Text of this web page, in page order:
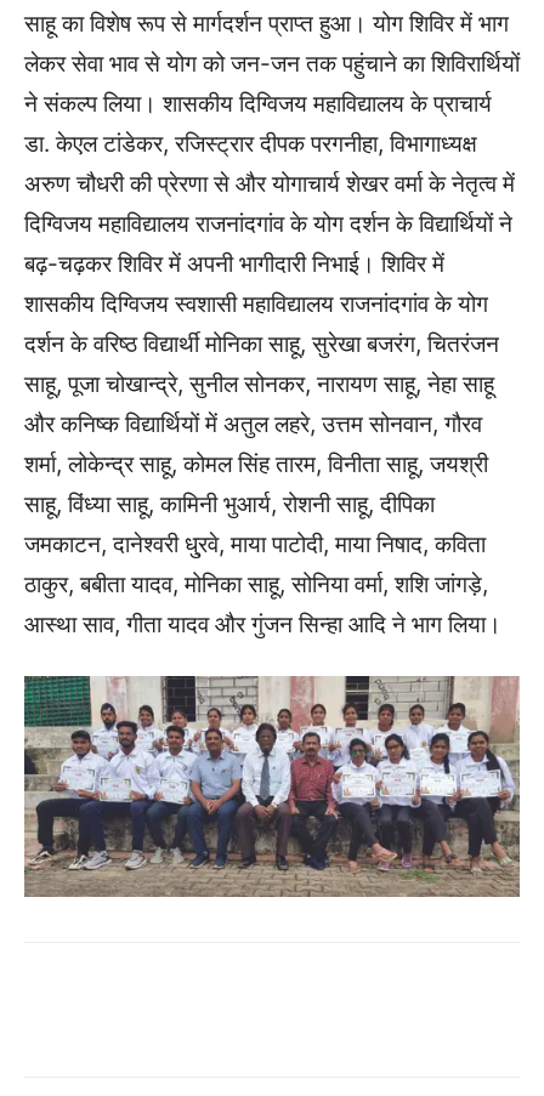
साहू का विशेष रूप से मार्गदर्शन प्राप्त हुआ। योग शिविर में भाग
लेकर सेवा भाव से योग को जन-जन तक पहुंचाने का शिविरार्थियों
ने संकल्प लिया। शासकीय दिग्विजय महाविद्यालय के प्राचार्य
डा. केएल टांडेकर, रजिस्ट्रार दीपक परगनीहा, विभागाध्यक्ष
अरुण चौधरी की प्रेरणा से और योगाचार्य शेखर वर्मा के नेतृत्व में
दिग्विजय महाविद्यालय राजनांदगांव के योग दर्शन के विद्यार्थियों ने
बढ़-चढ़कर शिविर में अपनी भागीदारी निभाई। शिविर में
शासकीय दिग्विजय स्वशासी महाविद्यालय राजनांदगांव के योग
दर्शन के वरिष्ठ विद्यार्थी मोनिका साहू, सुरेखा बजरंग, चितरंजन
साहू, पूजा चोखान्द्रे, सुनील सोनकर, नारायण साहू, नेहा साहू
और कनिष्क विद्यार्थियों में अतुल लहरे, उत्तम सोनवान, गौरव
शर्मा, लोकेन्द्र साहू, कोमल सिंह तारम, विनीता साहू, जयश्री
साहू, विंध्या साहू, कामिनी भुआर्य, रोशनी साहू, दीपिका
जमकाटन, दानेश्वरी धु्रवे, माया पाटोदी, माया निषाद, कविता
ठाकुर, बबीता यादव, मोनिका साहू, सोनिया वर्मा, शशि जांगड़े,
आस्था साव, गीता यादव और गुंजन सिन्हा आदि ने भाग लिया।